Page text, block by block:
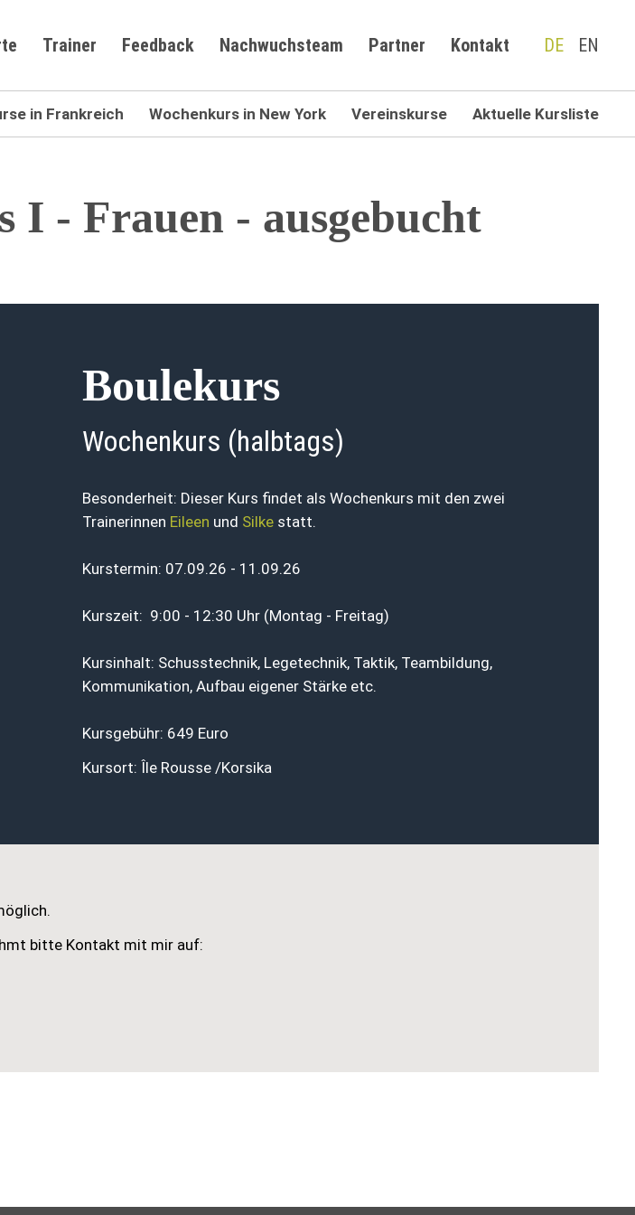
Trainer Feedback Nachwuchsteam Partner Kontakt DE EN
in Frankreich Wochenkurs in New York Vereinskurse Aktuelle Kursliste
I - Frauen - ausgebucht
Boulekurs
Wochenkurs (halbtags)
Besonderheit: Dieser Kurs findet als Wochenkurs mit den zwei
Trainerinnen Eileen und Silke statt.
Kurstermin: 07.09.26 - 11.09.26
Kurszeit: 9:00 - 12:30 Uhr (Montag - Freitag)
Kursinhalt: Schusstechnik, Legetechnik, Taktik, Teambildung,
Kommunikation, Aufbau eigener Stärke etc.
Kursgebühr: 649 Euro
Kursort: Île Rousse /Korsika
bitte Kontakt mit mir auf: